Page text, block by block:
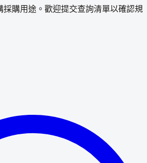
採購用途。歡迎提交查詢清單以確認規